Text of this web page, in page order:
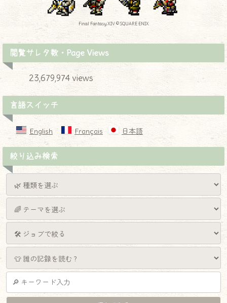
Final Fantasy XIV © SQUARE ENIX
閲覧サレタ数・Page Views
23,679,974 views
言語スイッチ
English Français 日本語
絞り込み検索